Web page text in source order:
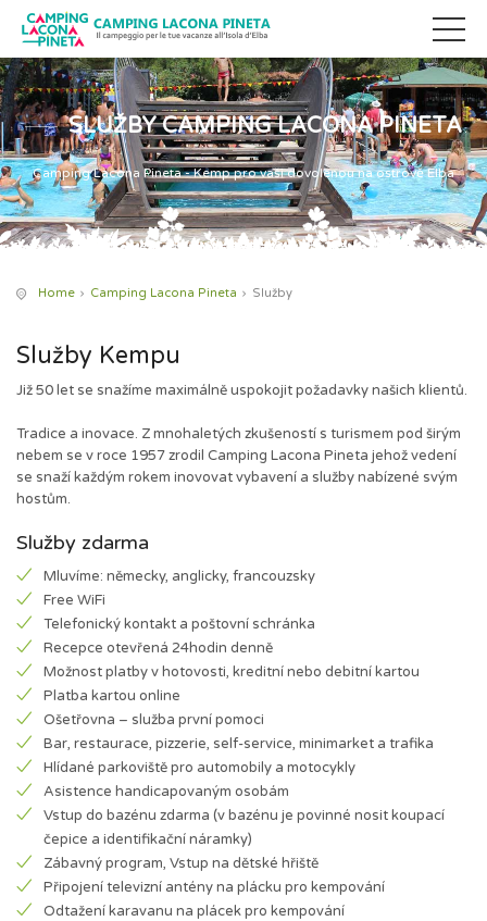
SLUŽBY CAMPING LACONA PINETA
Camping Lacona Pineta - Kemp pro vaši dovolenou na ostrově Elba
Home Camping Lacona Pineta Služby
Služby Kempu
Již 50 let se snažíme maximálně uspokojit požadavky našich klientů.
Tradice a inovace. Z mnohaletých zkušeností s turismem pod širým
nebem se v roce 1957 zrodil Camping Lacona Pineta jehož vedení
se snaží každým rokem inovovat vybavení a služby nabízené svým
hostům.
Služby zdarma
Mluvíme: německy, anglicky, francouzsky
Free WiFi
Telefonický kontakt a poštovní schránka
Recepce otevřená 24hodin denně
Možnost platby v hotovosti, kreditní nebo debitní kartou
Platba kartou online
Ošetřovna – služba první pomoci
Bar, restaurace, pizzerie, self-service, minimarket a trafika
Hlídané parkoviště pro automobily a motocykly
Asistence handicapovaným osobám
Vstup do bazénu zdarma (v bazénu je povinné nosit koupací
čepice a identifikační náramky)
Zábavný program, Vstup na dětské hřiště
Připojení televizní antény na plácku pro kempování
Odtažení karavanu na plácek pro kempování